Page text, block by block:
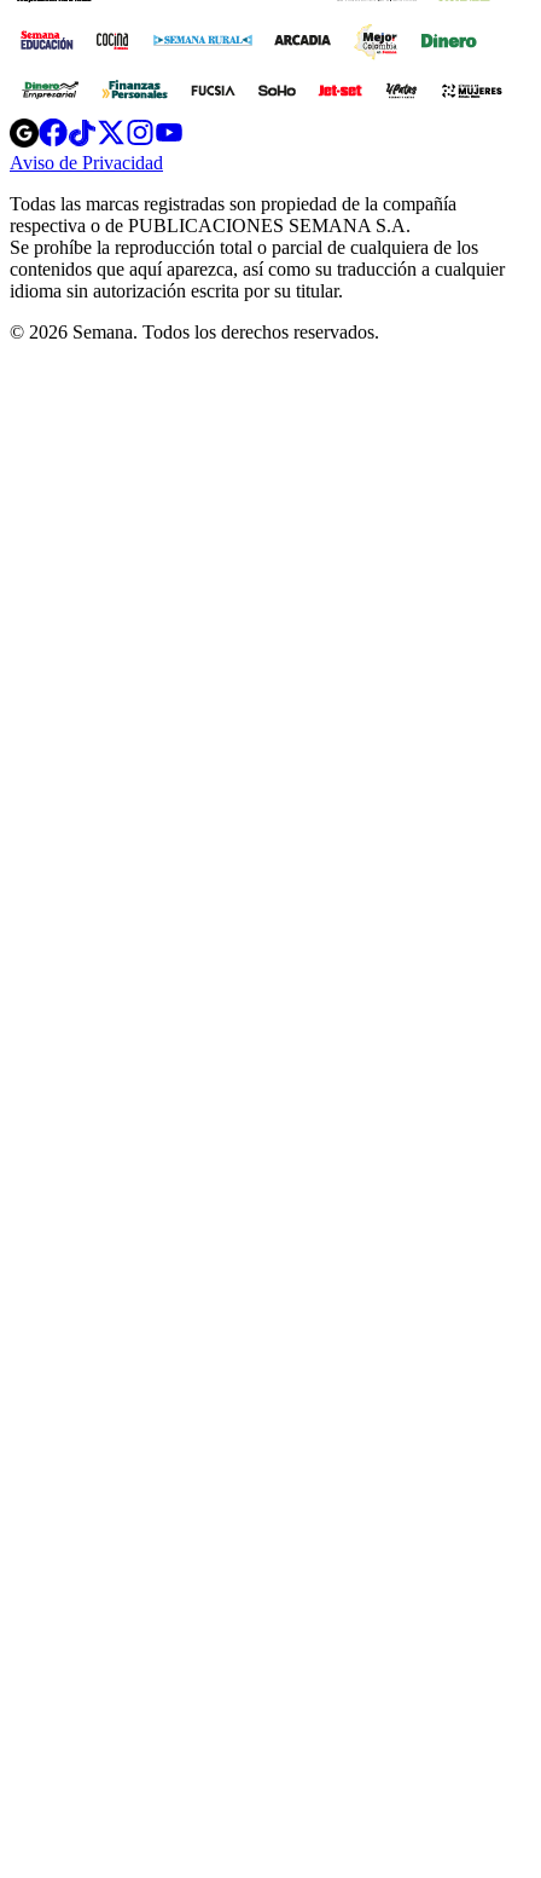
Opens
in
new
Opens
in
new
Opens
in
new
window
Opens
new
windowwindow
Aviso de Privacidad
new
window
Todas las marcas registradas son propiedad de la compañía
respectiva o de PUBLICACIONES SEMANA S.A.
Se prohíbe la reproducción total o parcial de cualquiera de los
contenidos que aquí aparezca, así como su traducción a cualquier
idioma sin autorización escrita por su titular.
© 2026 Semana. Todos los derechos reservados.